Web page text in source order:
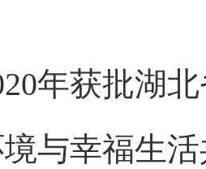
获批湖北
与幸福生